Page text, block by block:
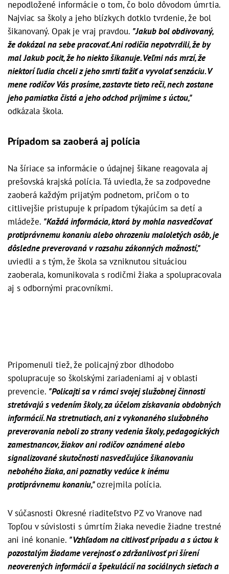
nepodložené informácie o tom, čo bolo dôvodom úmrtia.
Najviac sa školy a jeho blízkych dotklo tvrdenie, že bol
šikanovaný. Opak je vraj pravdou. "Jakub bol obdivovaný,
že dokázal na sebe pracovať. Ani rodičia nepotvrdili, že by
mal Jakub pocit, že ho niekto šikanuje. Veľmi nás mrzí, že
niektorí ľudia chceli z jeho smrti ťažiť a vyvolať senzáciu. V
mene rodičov Vás prosíme, zastavte tieto reči, nech zostane
jeho pamiatka čistá a jeho odchod prijmime s úctou,"
odkázala škola.
Prípadom sa zaoberá aj polícia
Na šíriace sa informácie o údajnej šikane reagovala aj
prešovská krajská polícia. Tá uviedla, že sa zodpovedne
zaoberá každým prijatým podnetom, pričom o to
citlivejšie pristupuje k prípadom týkajúcim sa detí a
mládeže. "Každá informácia, ktorá by mohla nasvedčovať
protiprávnemu konaniu alebo ohrozeniu maloletých osôb, je
dôsledne preverovaná v rozsahu zákonných možností,"
uviedli a s tým, že škola sa vzniknutou situáciou
zaoberala, komunikovala s rodičmi žiaka a spolupracovala
aj s odbornými pracovníkmi.
Pripomenuli tiež, že policajný zbor dlhodobo
spolupracuje so školskými zariadeniami aj v oblasti
prevencie. "Policajti sa v rámci svojej služobnej činnosti
stretávajú s vedením školy, za účelom získavania obdobných
informácií. Na stretnutiach, ani z vykonaného služobného
preverovania neboli zo strany vedenia školy, pedagogických
zamestnancov, žiakov ani rodičov oznámené alebo
signalizované skutočnosti nasvedčujúce šikanovaniu
nebohého žiaka, ani poznatky vedúce k inému
protiprávnemu konaniu,"ozrejmila polícia.
V súčasnosti Okresné riaditeľstvo PZ vo Vranove nad
Topľou v súvislosti s úmrtím žiaka nevedie žiadne trestné
ani iné konanie. "Vzhľadom na citlivosť prípadu a s úctou k
pozostalým žiadame verejnosť o zdržanlivosť pri šírení
neoverených informácií a špekulácií na sociálnych sieťach a